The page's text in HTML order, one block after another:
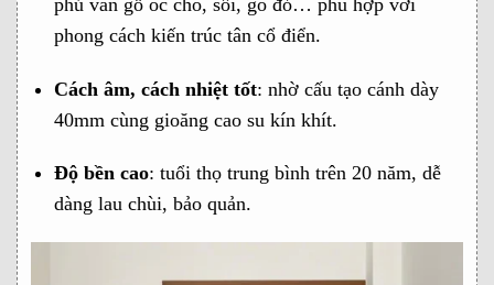
phong cách kiến trúc tân cổ điển.
Cách âm, cách nhiệt tốt: nhờ cấu tạo cánh dày
40mm cùng gioăng cao su kín khít.
Độ bền cao: tuổi thọ trung bình trên 20 năm, dễ
dàng lau chùi, bảo quản.